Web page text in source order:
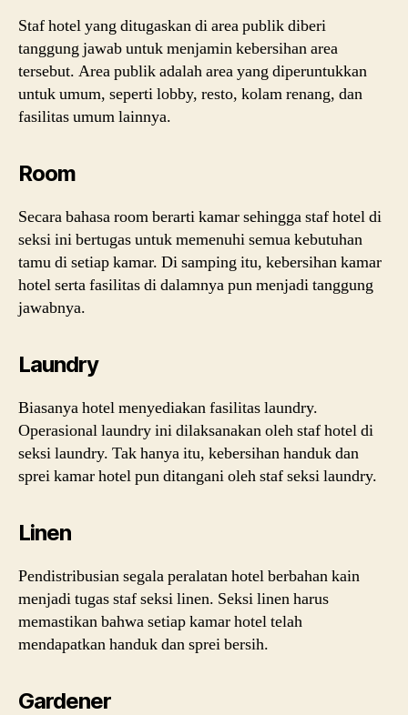
Staf hotel yang ditugaskan di area publik diberi
tanggung jawab untuk menjamin kebersihan area
tersebut. Area publik adalah area yang diperuntukkan
untuk umum, seperti lobby, resto, kolam renang, dan
fasilitas umum lainnya.
Room
Secara bahasa room berarti kamar sehingga staf hotel di
seksi ini bertugas untuk memenuhi semua kebutuhan
tamu di setiap kamar. Di samping itu, kebersihan kamar
hotel serta fasilitas di dalamnya pun menjadi tanggung
jawabnya.
Laundry
Biasanya hotel menyediakan fasilitas laundry.
Operasional laundry ini dilaksanakan oleh staf hotel di
seksi laundry. Tak hanya itu, kebersihan handuk dan
sprei kamar hotel pun ditangani oleh staf seksi laundry.
Linen
Pendistribusian segala peralatan hotel berbahan kain
menjadi tugas staf seksi linen. Seksi linen harus
memastikan bahwa setiap kamar hotel telah
mendapatkan handuk dan sprei bersih.
Gardener